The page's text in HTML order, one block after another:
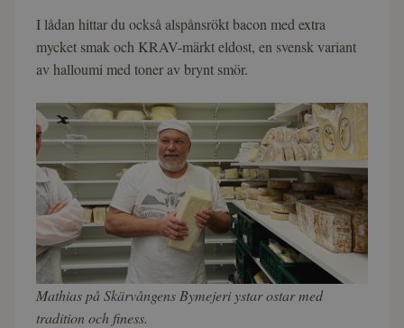
I lådan hittar du också alspånsrökt bacon med extra
mycket smak och KRAV-märkt eldost, en svensk variant
av halloumi med toner av brynt smör.
Mathias på Skärvångens Bymejeri ystar ostar med
tradition och finess.